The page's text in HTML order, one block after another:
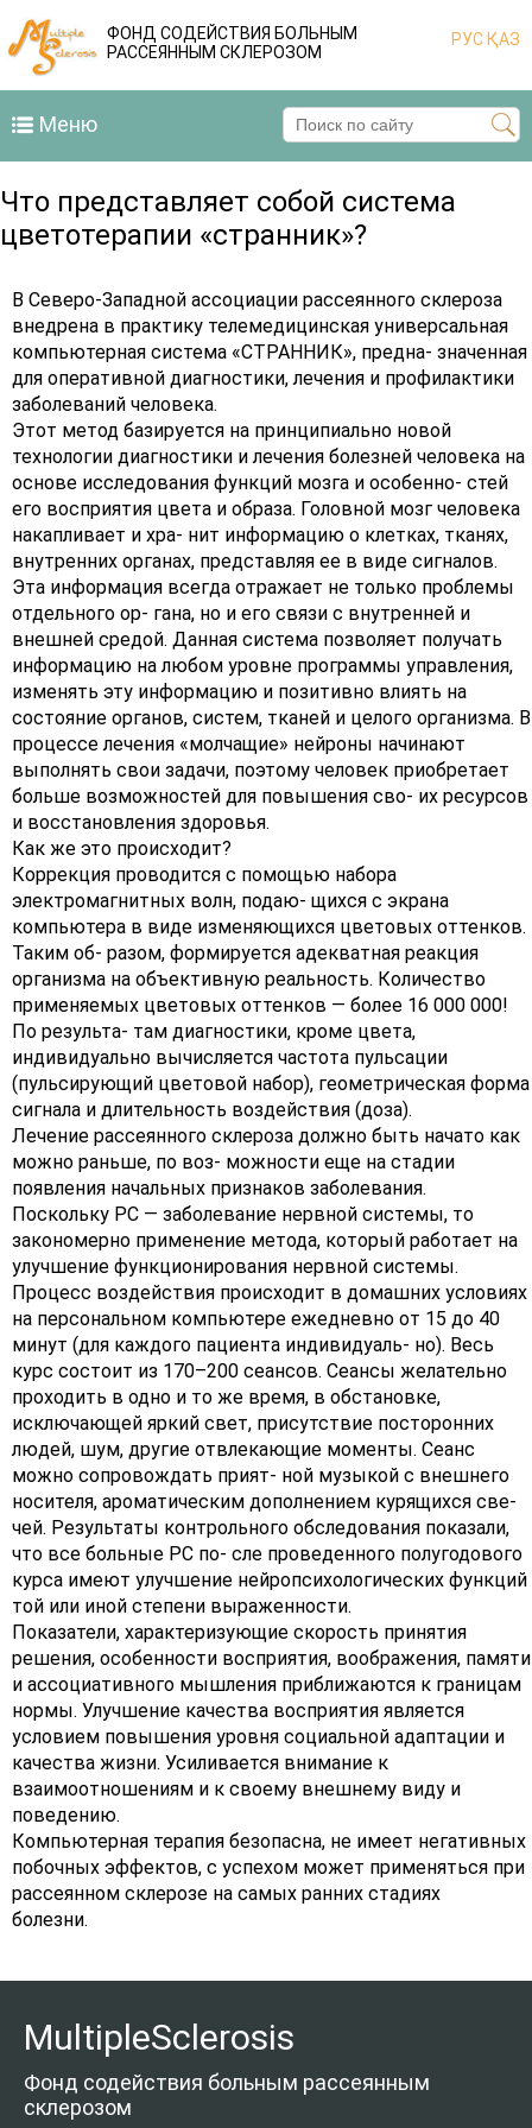
ФОНД СОДЕЙСТВИЯ БОЛЬНЫМ
РАССЕЯННЫМ СКЛЕРОЗОМ
РУСҚАЗ
Меню
Что представляет собой система
цветотерапии «странник»?
В Северо-Западной ассоциации рассеянного склероза
внедрена в практику телемедицинская универсальная
компьютерная система «СТРАННИК», предна- значенная
для оперативной диагностики, лечения и профилактики
заболеваний человека.
Этот метод базируется на принципиально новой
технологии диагностики и лечения болезней человека на
основе исследования функций мозга и особенно- стей
его восприятия цвета и образа. Головной мозг человека
накапливает и хра- нит информацию о клетках, тканях,
внутренних органах, представляя ее в виде сигналов.
Эта информация всегда отражает не только проблемы
отдельного ор- гана, но и его связи с внутренней и
внешней средой. Данная система позволяет получать
информацию на любом уровне программы управления,
изменять эту информацию и позитивно влиять на
состояние органов, систем, тканей и целого организма. В
процессе лечения «молчащие» нейроны начинают
выполнять свои задачи, поэтому человек приобретает
больше возможностей для повышения сво- их ресурсов
и восстановления здоровья.
Как же это происходит?
Коррекция проводится с помощью набора
электромагнитных волн, подаю- щихся с экрана
компьютера в виде изменяющихся цветовых оттенков.
Таким об- разом, формируется адекватная реакция
организма на объективную реальность. Количество
применяемых цветовых оттенков — более 16 000 000!
По результа- там диагностики, кроме цвета,
индивидуально вычисляется частота пульсации
(пульсирующий цветовой набор), геометрическая форма
сигнала и длительность воздействия (доза).
Лечение рассеянного склероза должно быть начато как
можно раньше, по воз- можности еще на стадии
появления начальных признаков заболевания.
Поскольку РС — заболевание нервной системы, то
закономерно применение метода, который работает на
улучшение функционирования нервной системы.
Процесс воздействия происходит в домашних условиях
на персональном компьютере ежедневно от 15 до 40
минут (для каждого пациента индивидуаль- но). Весь
курс состоит из 170–200 сеансов. Сеансы желательно
проходить в одно и то же время, в обстановке,
исключающей яркий свет, присутствие посторонних
людей, шум, другие отвлекающие моменты. Сеанс
можно сопровождать прият- ной музыкой с внешнего
носителя, ароматическим дополнением курящихся све-
чей. Результаты контрольного обследования показали,
что все больные РС по- сле проведенного полугодового
курса имеют улучшение нейропсихологических функций
той или иной степени выраженности.
Показатели, характеризующие скорость принятия
решения, особенности восприятия, воображения, памяти
и ассоциативного мышления приближаются к границам
нормы. Улучшение качества восприятия является
условием повышения уровня социальной адаптации и
качества жизни. Усиливается внимание к
взаимоотношениям и к своему внешнему виду и
поведению.
Компьютерная терапия безопасна, не имеет негативных
побочных эффектов, с успехом может применяться при
рассеянном склерозе на самых ранних стадиях
болезни.
MultipleSclerosis
Фонд содействия больным рассеянным
склерозом